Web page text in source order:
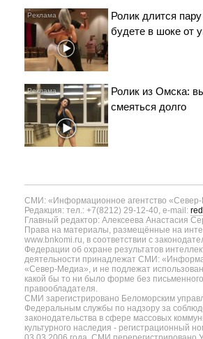
Ролик длится
будете в шоке от
Ролик из Омска:
смеяться долго
СМИ: «Информационное агентство
Редакция: тел.: +7(8212) 29-12-40, e-mail:
Главный редактор: Алексеева Анастасия
Права на материалы, размещённые на
www.bnkomi.ru, в соответствии с
Федерации об охране результатов
деятельности принадлежат СМИ:
«Север-Медиа», и не подлежат
какой бы то ни было форме без
правообладателя.
СМИ зарегистрировано Беломорским
Федеральным службы по надзору за
законодательства в сфере массовых
культурного наследия - регистрационный